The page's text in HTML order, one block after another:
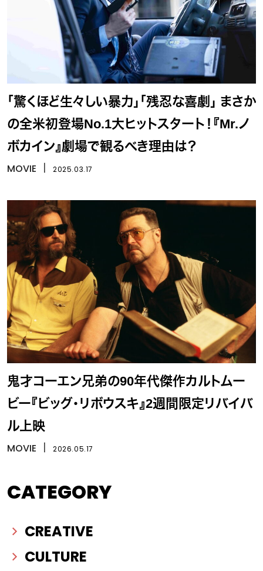
「驚くほど生々しい暴力」「残忍な喜劇」 まさか
の全米初登場No.1大ヒットスタート！『Mr.ノ
ボカイン』劇場で観るべき理由は？
MOVIE 2025.03.17
鬼才コーエン兄弟の90年代傑作カルトムー
ビー『ビッグ・リボウスキ』2週間限定リバイバ
ル上映
MOVIE 2026.05.17
CATEGORY
CREATIVE
CULTURE